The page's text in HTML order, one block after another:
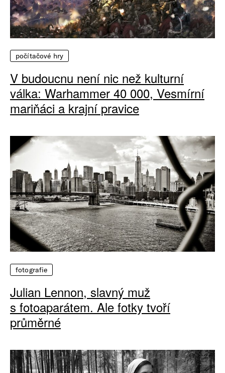
počítačové hry
V budoucnu není nic než kulturní
válka: Warhammer 40 000, Vesmírní
mariňáci a krajní pravice
fotografie
Julian Lennon, slavný muž
s fotoaparátem. Ale fotky tvoří
průměrné